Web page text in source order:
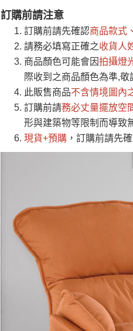
訂購前請注意
訂購前請先確認商品款式
請務必填寫正確之收貨人
商品顏色可能會因拍攝燈
際收到之商品顏色為準,敬
此販售商品不含情境圖內
訂購前請務必丈量擺放空
形與建築物等限制而導致
現貨+預購 ，訂購前請先
運送地區
桃園
新北
基隆
注意事項：
由於品項繁多，
認商品是否有「
若商品價格或庫存有
接單後二日內(不
（線上客服
下單前先詢問是
（洽詢方式請搜
運送範圍：限定
苗栗至基隆；其
保護物流人員的
因大型傢俱有組
會再與您通知，
由於百貨公司配